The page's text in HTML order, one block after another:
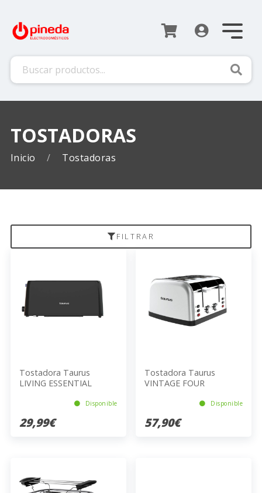
TOSTADORAS
Inicio Tostadoras
FILTRAR
Tostadora Taurus
LIVING ESSENTIAL
Disponible
29,99€
Tostadora Taurus
VINTAGE FOUR
Disponible
57,90€